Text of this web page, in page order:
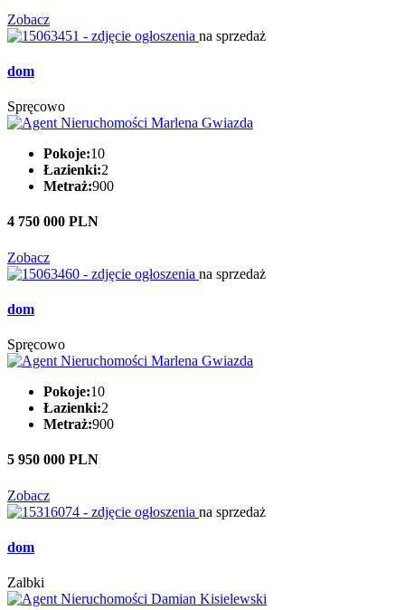
Zobacz
na sprzedaż
dom
Spręcowo
Pokoje:10
Łazienki:2
Metraż:900
4 750 000 PLN
Zobacz
na sprzedaż
dom
Spręcowo
Pokoje:10
Łazienki:2
Metraż:900
5 950 000 PLN
Zobacz
na sprzedaż
dom
Zalbki